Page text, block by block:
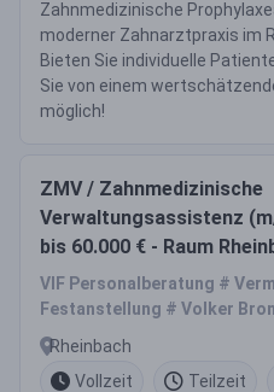
Zahnmedizinische
moderner Zahnarztpraxis im
Bieten Sie individuelle
Sie von einem
möglich!
ZMV / Zahnmedizinische
Verwaltungsassistenz
bis 60.000 € - Raum
VIF Personalberatung #
Festanstellung # Volker
Rheinbach
Vollzeit
Teilzeit